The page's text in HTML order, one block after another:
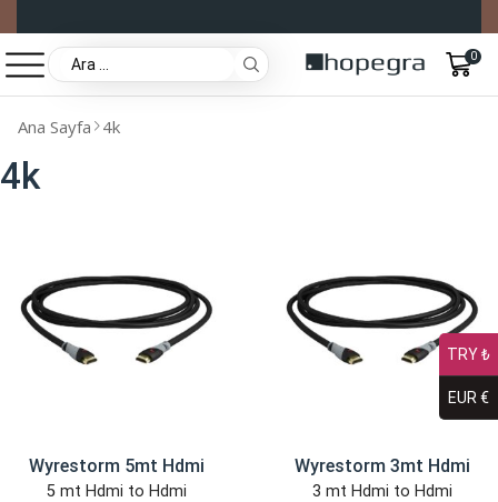
0
Ana Sayfa 4k
4k
Wyrestorm 5mt Hdmi
5 mt Hdmi to Hdmi
Wyrestorm 3mt Hdmi
3 mt Hdmi to Hdmi
TRY ₺
EUR €